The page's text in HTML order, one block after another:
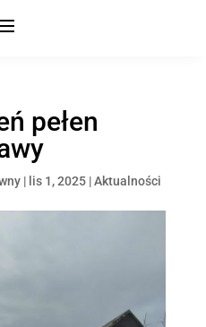
pełen
| lis 1, 2025|Aktualności